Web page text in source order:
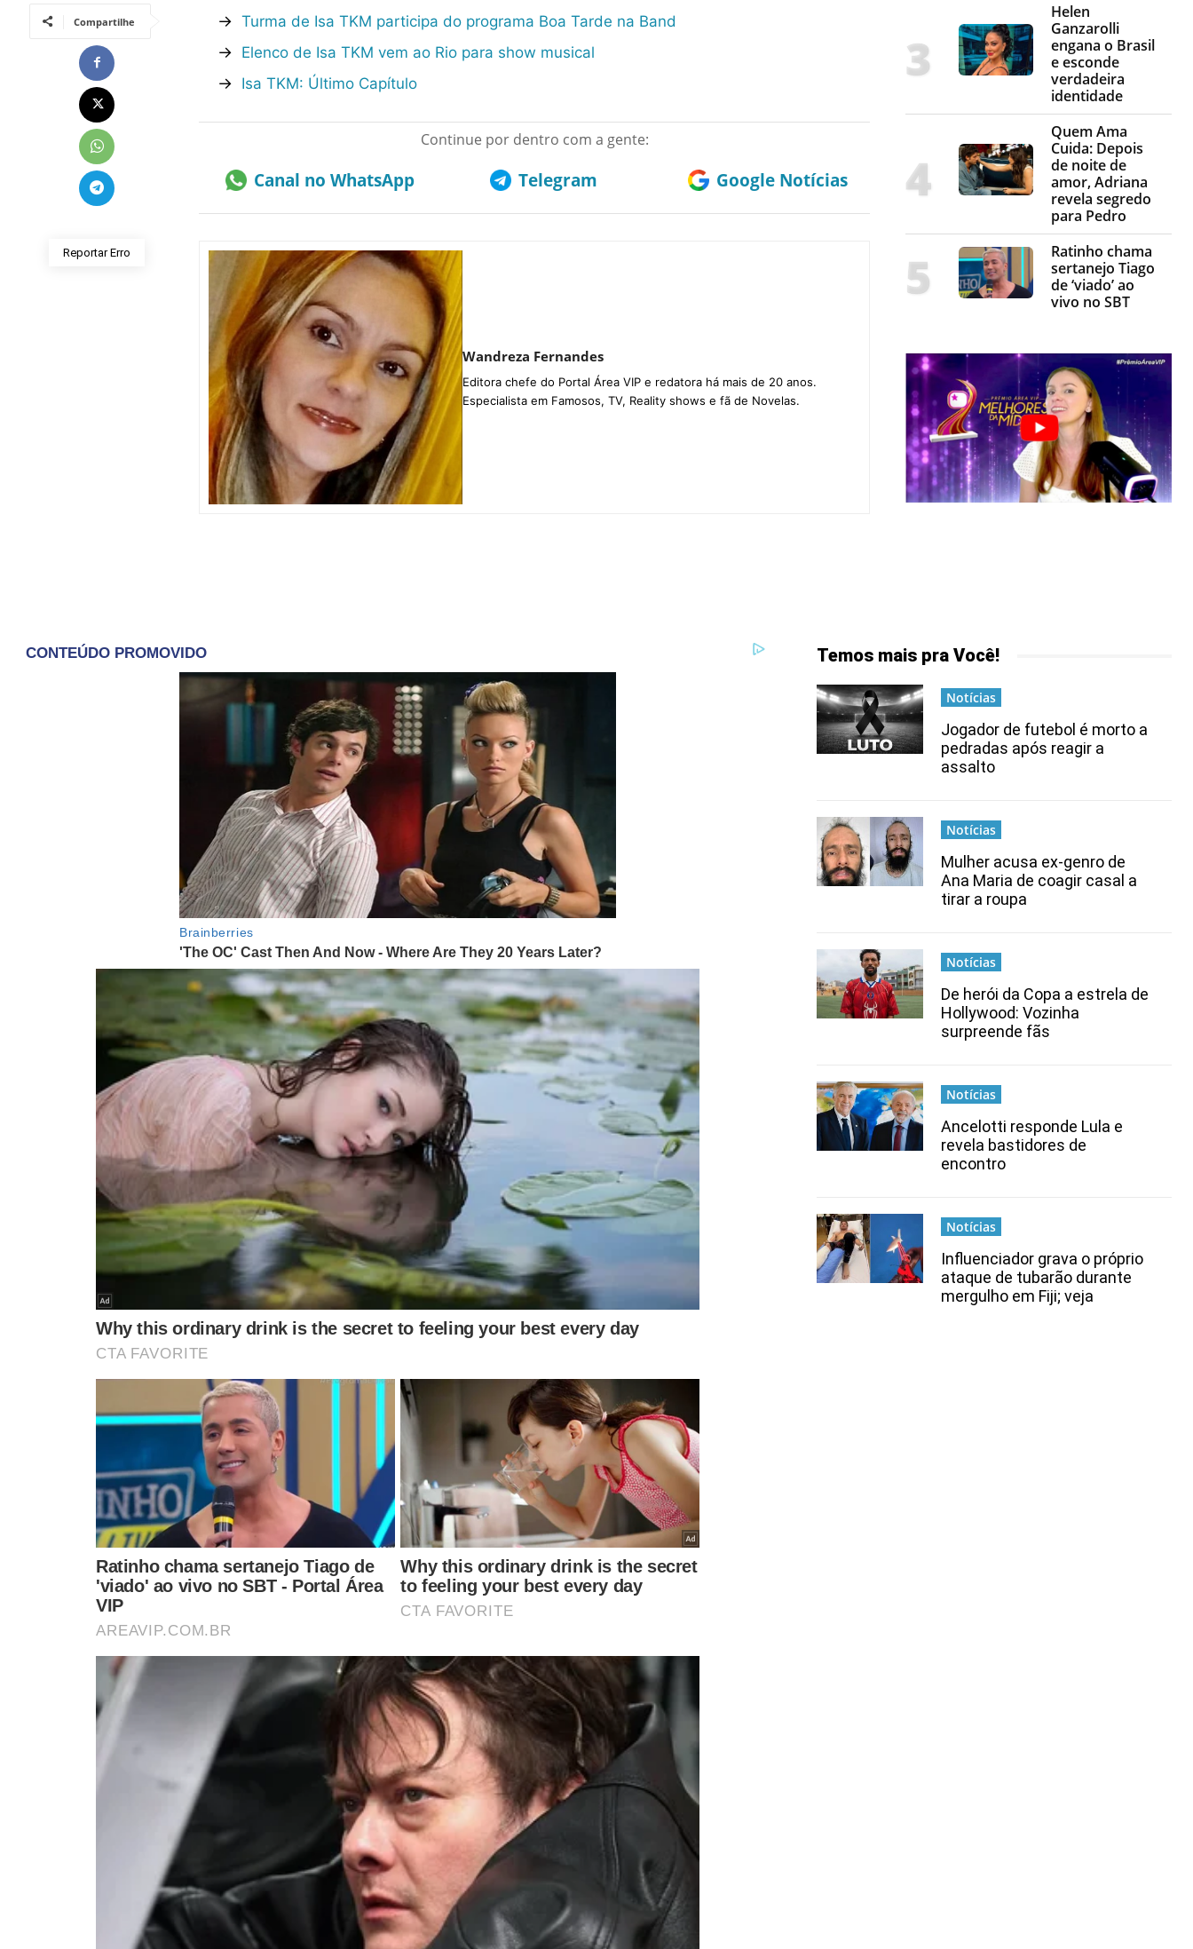
Compartilhe
Reportar Erro
→ Turma de Isa TKM participa do programa Boa Tarde na Band
→ Elenco de Isa TKM vem ao Rio para show musical
→ Isa TKM: Último Capítulo
Continue por dentro com a gente:
Canal no WhatsApp Telegram Google Notícias
Wandreza Fernandes
Editora chefe do Portal Área VIP e redatora há mais de 20 anos.
Especialista em Famosos, TV, Reality shows e fã de Novelas.
Helen
Ganzarolli
engana o Brasil
e esconde
verdadeira
identidade
Quem Ama
Cuida: Depois
de noite de
amor, Adriana
revela segredo
para Pedro
Ratinho chama
sertanejo Tiago
de ‘viado’ ao
vivo no SBT
Temos mais pra Você!
Notícias
Jogador de futebol é morto a
pedradas após reagir a
assalto
Notícias
Mulher acusa ex-genro de
Ana Maria de coagir casal a
tirar a roupa
Notícias
De herói da Copa a estrela de
Hollywood: Vozinha
surpreende fãs
Notícias
Ancelotti responde Lula e
revela bastidores de
encontro
Notícias
Influenciador grava o próprio
ataque de tubarão durante
mergulho em Fiji; veja